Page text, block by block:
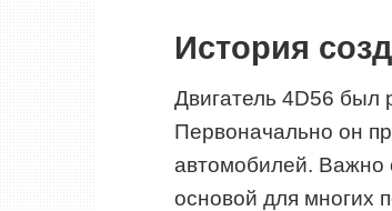
История
Двигатель 4D56 был
Первоначально он
автомобилей. Важно
основой для многих